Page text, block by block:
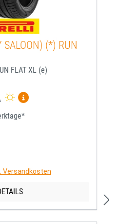
SALOON) (*) RUN
FLAT XL (e)
Mehr Informationen zum
Versandkosten